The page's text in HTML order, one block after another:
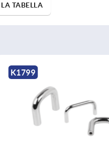
TABELLA
K0229